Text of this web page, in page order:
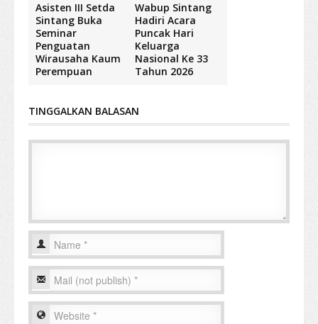
Asisten III Setda
Sintang Buka
Seminar
Penguatan
Wirausaha Kaum
Perempuan
Wabup Sintang
Hadiri Acara
Puncak Hari
Keluarga
Nasional Ke 33
Tahun 2026
TINGGALKAN BALASAN